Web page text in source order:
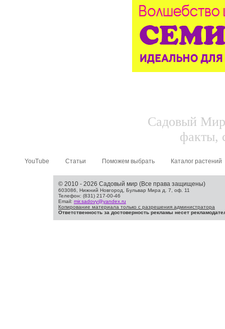
Садовый
факты,
YouTube Статьи Поможем выбрать Каталог растений
© 2010 - 2026 Садовый мир (Все права защищены)
603086, Нижний Новгород, Бульвар Мира д. 7, оф. 11
Телефон: (831) 217-00-46
Email: mir.sadovy@yandex.ru
Копирование материала только с разрешения администратора
Ответственность за достоверность рекламы несет